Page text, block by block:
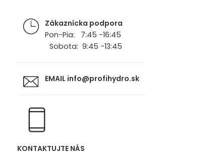
Zákaznícka podpora
Pon-Pia: 7:45 -16:45
Sobota: 9:45 -13:45
EMAIL info@profihydro.sk
KONTAKTUJTE NÁS